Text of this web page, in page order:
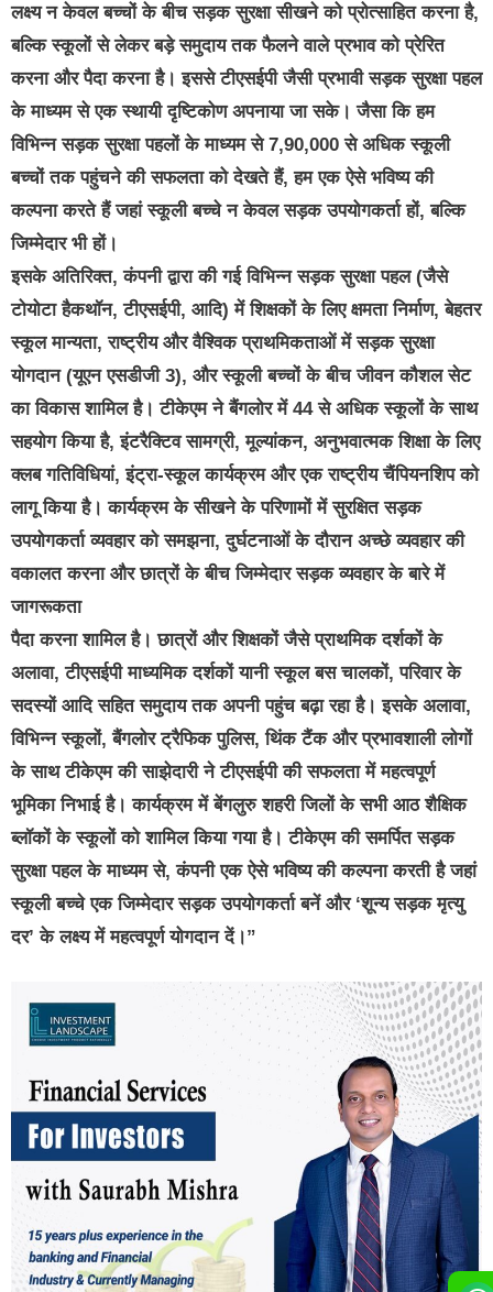
लक्ष्य न केवल बच्चों के बीच सड़क सुरक्षा सीखने को प्रोत्साहित करना है,
बल्कि स्कूलों से लेकर बड़े समुदाय तक फैलने वाले प्रभाव को प्रेरित
करना और पैदा करना है। इससे टीएसईपी जैसी प्रभावी सड़क सुरक्षा पहल
के माध्यम से एक स्थायी दृष्टिकोण अपनाया जा सके। जैसा कि हम
विभिन्न सड़क सुरक्षा पहलों के माध्यम से 7,90,000 से अधिक स्कूली
बच्चों तक पहुंचने की सफलता को देखते हैं, हम एक ऐसे भविष्य की
कल्पना करते हैं जहां स्कूली बच्चे न केवल सड़क उपयोगकर्ता हों, बल्कि
जिम्मेदार भी हों।
इसके अतिरिक्त, कंपनी द्वारा की गई विभिन्न सड़क सुरक्षा पहल (जैसे
टोयोटा हैकथॉन, टीएसईपी, आदि) में शिक्षकों के लिए क्षमता निर्माण, बेहतर
स्कूल मान्यता, राष्ट्रीय और वैश्विक प्राथमिकताओं में सड़क सुरक्षा
योगदान (यूएन एसडीजी 3), और स्कूली बच्चों के बीच जीवन कौशल सेट
का विकास शामिल है। टीकेएम ने बैंगलोर में 44 से अधिक स्कूलों के साथ
सहयोग किया है, इंटरैक्टिव सामग्री, मूल्यांकन, अनुभवात्मक शिक्षा के लिए
क्लब गतिविधियां, इंट्रा-स्कूल कार्यक्रम और एक राष्ट्रीय चैंपियनशिप को
लागू किया है। कार्यक्रम के सीखने के परिणामों में सुरक्षित सड़क
उपयोगकर्ता व्यवहार को समझना, दुर्घटनाओं के दौरान अच्छे व्यवहार की
वकालत करना और छात्रों के बीच जिम्मेदार सड़क व्यवहार के बारे में
जागरूकता
पैदा करना शामिल है। छात्रों और शिक्षकों जैसे प्राथमिक दर्शकों के
अलावा, टीएसईपी माध्यमिक दर्शकों यानी स्कूल बस चालकों, परिवार के
सदस्यों आदि सहित समुदाय तक अपनी पहुंच बढ़ा रहा है। इसके अलावा,
विभिन्न स्कूलों, बैंगलोर ट्रैफिक पुलिस, थिंक टैंक और प्रभावशाली लोगों
के साथ टीकेएम की साझेदारी ने टीएसईपी की सफलता में महत्वपूर्ण
भूमिका निभाई है। कार्यक्रम में बेंगलुरु शहरी जिलों के सभी आठ शैक्षिक
ब्लॉकों के स्कूलों को शामिल किया गया है। टीकेएम की समर्पित सड़क
सुरक्षा पहल के माध्यम से, कंपनी एक ऐसे भविष्य की कल्पना करती है जहां
स्कूली बच्चे एक जिम्मेदार सड़क उपयोगकर्ता बनें और ‘शून्य सड़क मृत्यु
दर’ के लक्ष्य में महत्वपूर्ण योगदान दें।”